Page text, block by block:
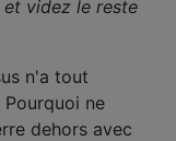
videz le reste
n'a tout
Pourquoi ne
dehors avec